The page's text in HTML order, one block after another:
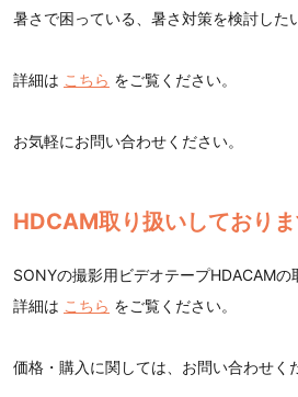
暑さで困っている、暑さ対策を検討した
詳細は こちら をご覧ください。
お気軽にお問い合わせください。
HDCAM取り扱いしておりま
SONYの撮影用ビデオテープHDACAMの
詳細は こちら をご覧ください。
価格・購入に関しては、お問い合わせく